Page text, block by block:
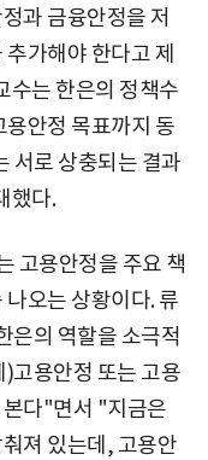
과 금융안정을 저
가해야 한다고 제
수는 한은의 정책수
안정 목표까지 동
서로 상충되는 결과
했다.
고용안정을 주요 책
오는 상황이다. 류
은의 역할을 소극적
고용안정 또는 고용
다"면서 "지금은
져 있는데, 고용안